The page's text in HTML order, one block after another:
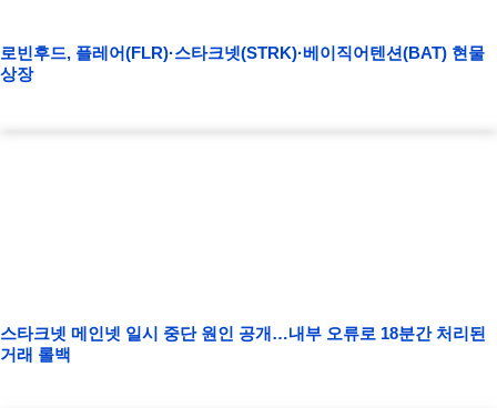
로빈후드, 플레어(FLR)·스타크넷(STRK)·베이직어텐션(BAT) 현물
상장
스타크넷 메인넷 일시 중단 원인 공개…내부 오류로 18분간 처리된
거래 롤백